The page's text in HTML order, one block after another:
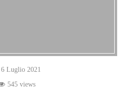
6 Luglio 2021
545 views